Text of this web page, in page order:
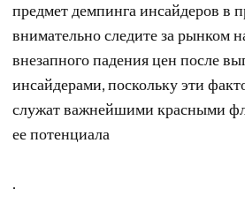
предмет демпинга инсайдеров в
внимательно следите за рынком
внезапного падения цен после
инсайдерами, поскольку эти
служат важнейшими красными
ее потенциала
.